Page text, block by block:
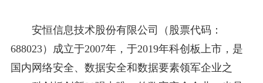
安恒信息技术股份有限公司（股票代码：
688023）成立于2007年，于2019年科创板上市，是
国内网络安全、数据安全和数据要素领军企业之